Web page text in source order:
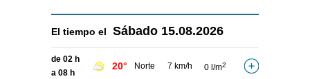
El tiempo el Sábado 15.08.2026
de 02 h
a 08 h
20° Norte 7 km/h 0 l/m2